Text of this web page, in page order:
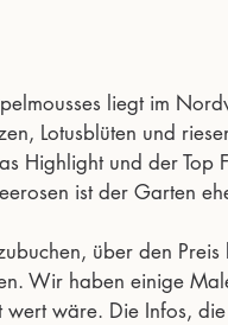
liegt im
Lotusblüten und
Highlight und der Top
ist der Garten
über den
Wir haben einige
wert wäre. Die Infos,